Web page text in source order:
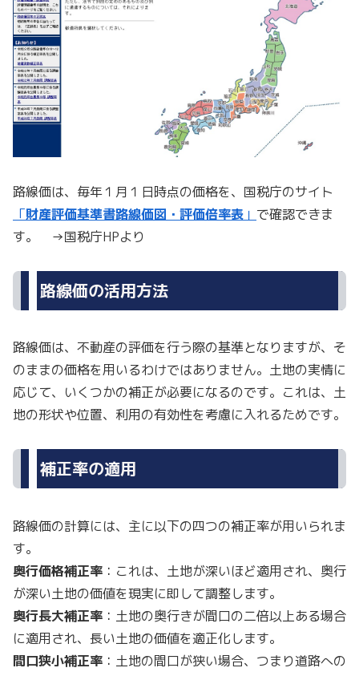
路線価は、毎年１月１日時点の価格を、国税庁のサイト
「財産評価基準書路線価図・評価倍率表 」 で確認できま
す。 →国税庁HPより
路線価の活用方法
路線価は、不動産の評価を行う際の基準となりますが、そ
のままの価格を用いるわけではありません。土地の実情に
応じて、いくつかの補正が必要になるのです。これは、土
地の形状や位置、利用の有効性を考慮に入れるためです。
補正率の適用
路線価の計算には、主に以下の四つの補正率が用いられま
す。
奥行価格補正率 ：これは、土地が深いほど適用され、奥行
が深い土地の価値を現実に即して調整します。
奥行長大補正率 ：土地の奥行きが間口の二倍以上ある場合
に適用され、長い土地の価値を適正化します。
間口狭小補正率 ：土地の間口が狭い場合、つまり道路への